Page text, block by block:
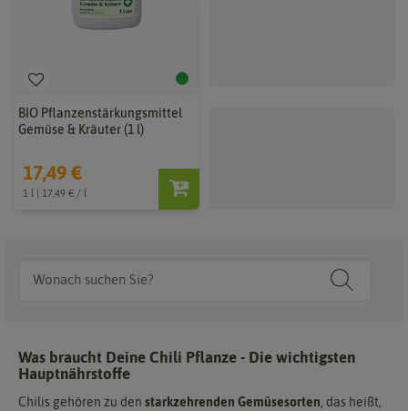
BIO Pflanzenstärkungsmittel
Gemüse & Kräuter (1 l)
17,49 €
1 l | 17,49 € / l
Was braucht Deine Chili Pflanze - Die wichtigsten
Hauptnährstoffe
Chilis gehören zu den starkzehrenden Gemüsesorten, das heißt,